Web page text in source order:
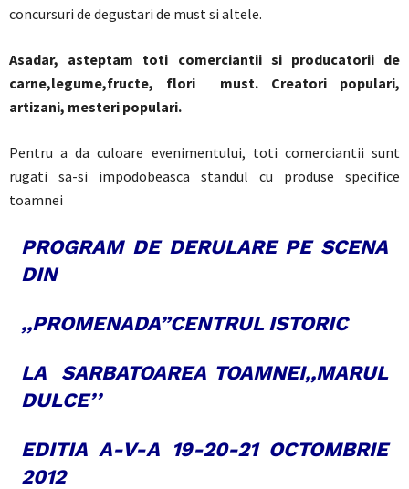
concursuri de degustari de must si altele.
Asadar, asteptam toti comerciantii si producatorii de
carne,legume,fructe, flori must. Creatori populari,
artizani, mesteri populari.
Pentru a da culoare evenimentului, toti comerciantii sunt
rugati sa-si impodobeasca standul cu produse specifice
toamnei
PROGRAM DE DERULARE PE SCENA
DIN
,,PROMENADA”CENTRUL ISTORIC
LA SARBATOAREA TOAMNEI,,MARUL
DULCE’’
EDITIA A-V-A 19-20-21 OCTOMBRIE
2012